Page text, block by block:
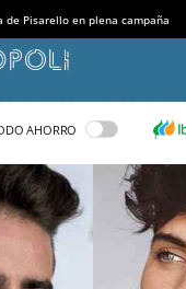
de Pisarello en plena campaña
AHORRO